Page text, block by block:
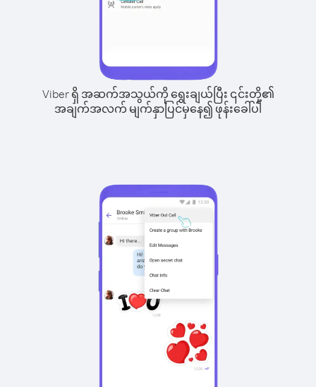
Viber ရှိ အဆက်အသွယ်ကို ရွေးချယ်ပြီး ၎င်းတို့၏
အချက်အလက် မျက်နှာပြင်မှနေ၍ ဖုန်းခေါ်ပါ